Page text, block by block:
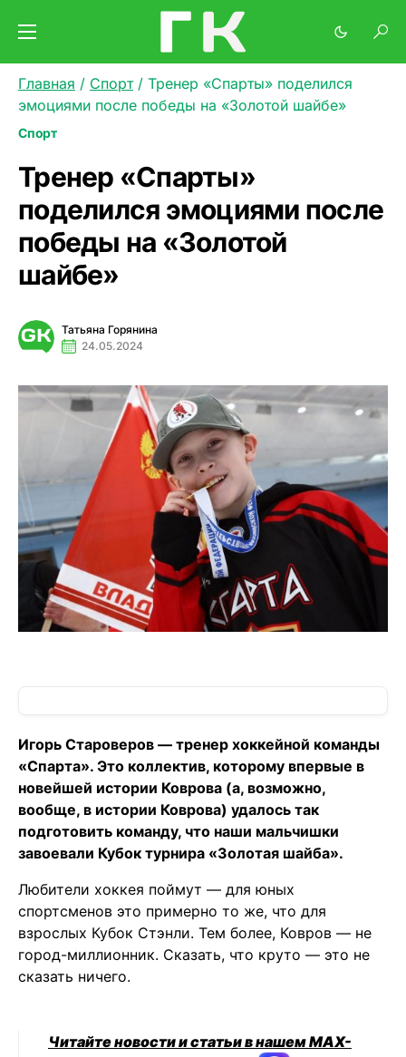
Главная / Спорт/ Тренер «Спарты» поделился
эмоциями после победы на «Золотой шайбе»
Спорт
Тренер «Спарты»
поделился эмоциями после
победы на «Золотой
шайбе»
Татьяна Горянина
24.05.2024
Игорь Староверов — тренер хоккейной команды
«Спарта». Это коллектив, которому впервые в
новейшей истории Коврова (а, возможно,
вообще, в истории Коврова) удалось так
подготовить команду, что наши мальчишки
завоевали Кубок турнира «Золотая шайба».
Любители хоккея поймут — для юных
спортсменов это примерно то же, что для
взрослых Кубок Стэнли. Тем более, Ковров — не
город-миллионник. Сказать, что круто — это не
сказать ничего.
Читайте новости и статьи в нашем MAX-